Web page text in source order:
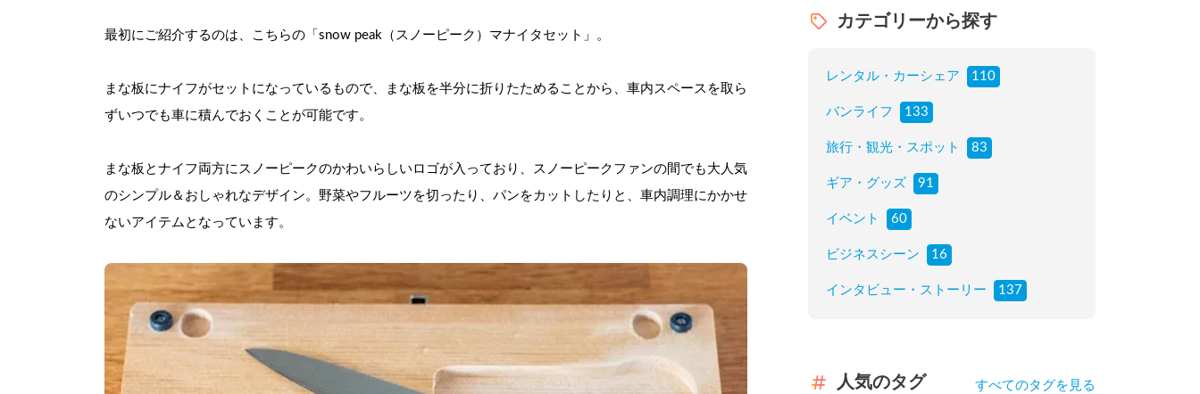
最初にご紹介するのは、こちらの「snow peak（スノーピーク）マナイタセット」。
まな板にナイフがセットになっているもので、まな板を半分に折りたためることから、車内スペースを取ら
ずいつでも車に積んでおくことが可能です。
まな板とナイフ両方にスノーピークのかわいらしいロゴが入っており、スノーピークファンの間でも大人気
のシンプル＆おしゃれなデザイン。野菜やフルーツを切ったり、パンをカットしたりと、車内調理にかかせ
ないアイテムとなっています。
カテゴリーから探す
レンタル・カーシェア 110
バンライフ 133
旅行・観光・スポット 83
ギア・グッズ 91
イベント 60
ビジネスシーン 16
インタビュー・ストーリー 137
人気のタグ すべてのタグを見る